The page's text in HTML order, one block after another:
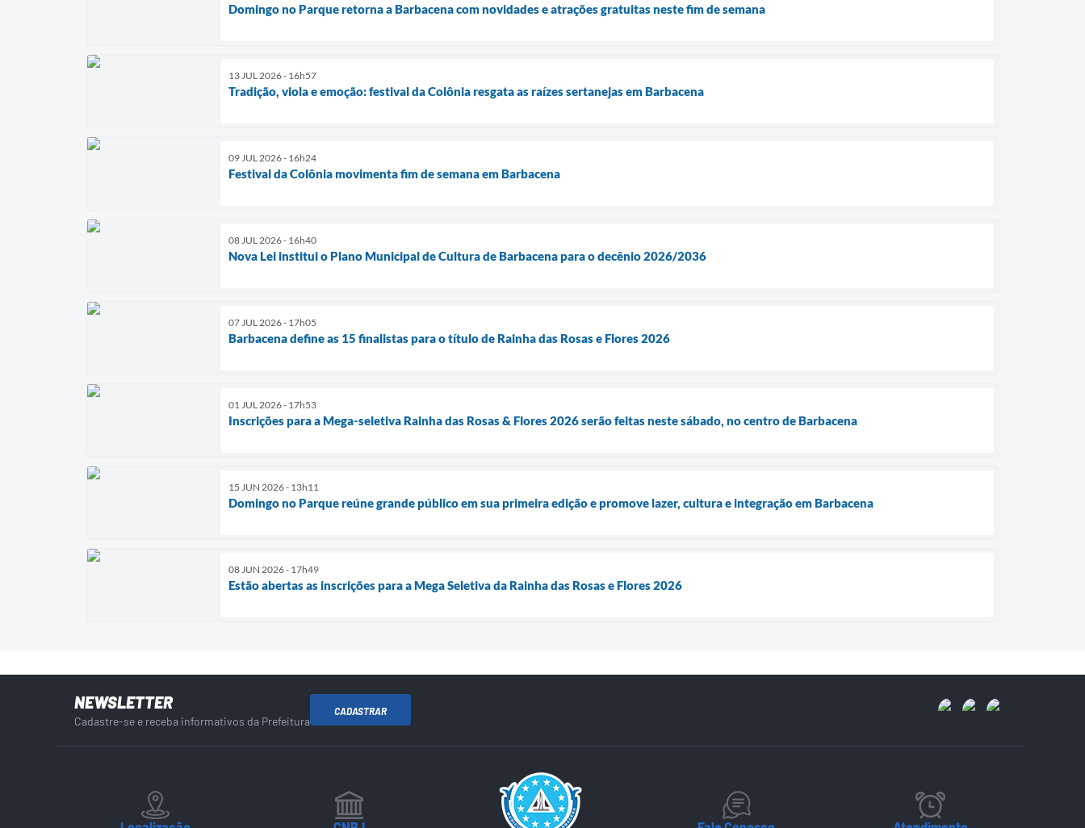
Domingo no Parque retorna a Barbacena com novidades e atrações gratuitas neste fim de semana
13 JUL 2026 - 16h57
Tradição, viola e emoção: festival da Colônia resgata as raízes sertanejas em Barbacena
09 JUL 2026 - 16h24
Festival da Colônia movimenta fim de semana em Barbacena
08 JUL 2026 - 16h40
Nova Lei institui o Plano Municipal de Cultura de Barbacena para o decênio 2026/2036
07 JUL 2026 - 17h05
Barbacena define as 15 finalistas para o título de Rainha das Rosas e Flores 2026
01 JUL 2026 - 17h53
Inscrições para a Mega-seletiva Rainha das Rosas & Flores 2026 serão feitas neste sábado, no centro de Barbacena
15 JUN 2026 - 13h11
Domingo no Parque reúne grande público em sua primeira edição e promove lazer, cultura e integração em Barbacena
08 JUN 2026 - 17h49
Estão abertas as inscrições para a Mega Seletiva da Rainha das Rosas e Flores 2026
NEWSLETTER
Cadastre-se e receba informativos da Prefeitura
CADASTRAR